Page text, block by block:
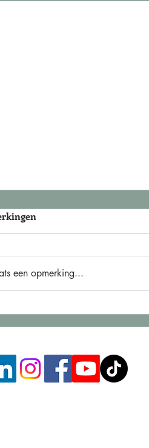
lijdt aan wat je probeert
te houden.
een opmerking...